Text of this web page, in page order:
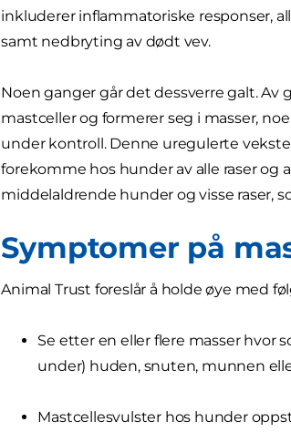
inkluderer inflammatoriske responser,
samt nedbryting av dødt vev.
Noen ganger går det dessverre galt.
mastceller og formerer seg i masser,
under kontroll. Denne uregulerte
forekomme hos hunder av alle raser og
middelaldrende hunder og visse raser,
Symptomer på
Animal Trust foreslår å holde øye med
Se etter en eller flere masser hvor
under) huden, snuten, munnen
Mastcellesvulster hos hunder